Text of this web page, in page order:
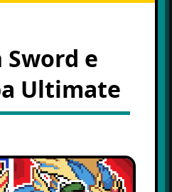
e
Ultimate